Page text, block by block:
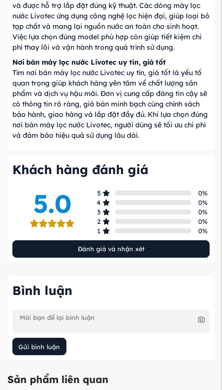
và được hỗ trợ lắp đặt đúng kỹ thuật. Các dòng máy lọc
nước Livotec ứng dụng công nghệ lọc hiện đại, giúp loại bỏ
tạp chất và mang lại nguồn nước an toàn cho sinh hoạt.
Việc lựa chọn đúng model phù hợp còn giúp tiết kiệm chi
phí thay lõi và vận hành trong quá trình sử dụng.
Nơi bán máy lọc nước Livotec uy tín, giá tốt
Tìm nơi bán máy lọc nước Livotec uy tín, giá tốt là yếu tố
quan trọng giúp khách hàng yên tâm về chất lượng sản
phẩm và dịch vụ hậu mãi. Đơn vị cung cấp đáng tin cậy sẽ
có thông tin rõ ràng, giá bán minh bạch cùng chính sách
bảo hành, giao hàng và lắp đặt đầy đủ. Khi lựa chọn đúng
nơi bán máy lọc nước Livotec, người dùng sẽ tối ưu chi phí
và đảm bảo hiệu quả sử dụng lâu dài.
Khách hàng đánh giá
5.0 5 0%
4
0%
3
0%
2
0%
1
0%
Đánh giá và nhận xét
Bình luận
Gửi bình luận
Sản phẩm liên quan